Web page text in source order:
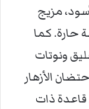
مزيج
حارة. كما
ونوتات
الأزهار
قاعدة ذات